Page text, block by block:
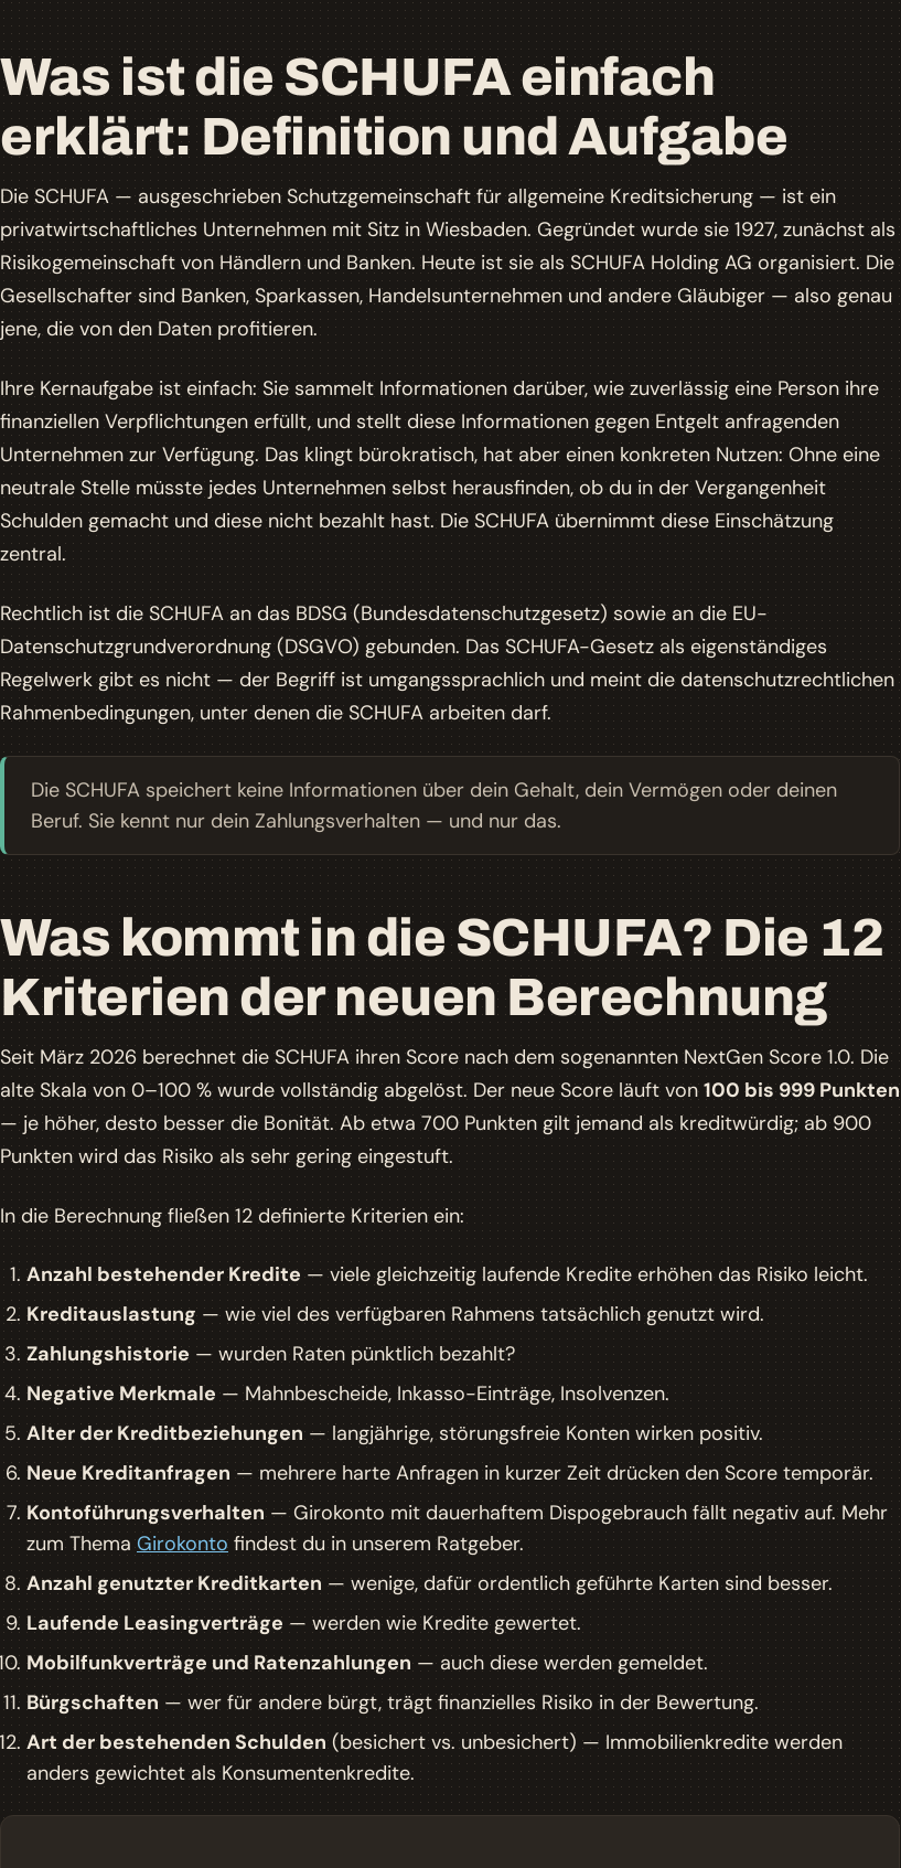
Was ist die SCHUFA einfach
erklärt: Definition und Aufgabe
Die SCHUFA — ausgeschriebenSchutzgemeinschaft für allgemeine Kreditsicherung — ist ein
privatwirtschaftliches Unternehmen mit Sitz in Wiesbaden. Gegründet wurde sie 1927, zunächst als
Risikogemeinschaft von Händlern und Banken. Heute ist sie als SCHUFA Holding AG organisiert. Die
Gesellschafter sind Banken, Sparkassen, Handelsunternehmen und andere Gläubiger — also genau
jene, die von den Daten profitieren.
Ihre Kernaufgabe ist einfach: Sie sammelt Informationen darüber, wie zuverlässig eine Person ihre
finanziellen Verpflichtungen erfüllt, und stellt diese Informationen gegen Entgelt anfragenden
Unternehmen zur Verfügung. Das klingt bürokratisch, hat aber einen konkreten Nutzen: Ohne eine
neutrale Stelle müsste jedes Unternehmen selbst herausfinden, ob du in der Vergangenheit
Schulden gemacht und diese nicht bezahlt hast. Die SCHUFA übernimmt diese Einschätzung
zentral.
Rechtlich ist die SCHUFA an das BDSG (Bundesdatenschutzgesetz) sowie an die EU-
Datenschutzgrundverordnung (DSGVO) gebunden. Das SCHUFA-Gesetz als eigenständiges
Regelwerk gibt es nicht — der Begriff ist umgangssprachlich und meint die datenschutzrechtlichen
Rahmenbedingungen, unter denen die SCHUFA arbeiten darf.
Die SCHUFA speichert keine Informationen über dein Gehalt, dein Vermögen oder deinen
Beruf. Sie kennt nur dein Zahlungsverhalten — und nur das.
Was kommt in die SCHUFA? Die 12
Kriterien der neuen Berechnung
Seit März 2026 berechnet die SCHUFA ihren Score nach dem sogenanntenNextGen Score 1.0. Die
alte Skala von 0–100 % wurde vollständig abgelöst. Der neue Score läuft von100 bis 999 Punkten
— je höher, desto besser die Bonität. Ab etwa 700 Punkten gilt jemand als kreditwürdig; ab 900
Punkten wird das Risiko als sehr gering eingestuft.
In die Berechnung fließen 12 definierte Kriterien ein:
Anzahl bestehender Kredite— viele gleichzeitig laufende Kredite erhöhen das Risiko leicht.
Kreditauslastung— wie viel des verfügbaren Rahmens tatsächlich genutzt wird.
Zahlungshistorie — wurden Raten pünktlich bezahlt?
Negative Merkmale— Mahnbescheide, Inkasso-Einträge, Insolvenzen.
Alter der Kreditbeziehungen— langjährige, störungsfreie Konten wirken positiv.
Neue Kreditanfragen — mehrere harte Anfragen in kurzer Zeit drücken den Score temporär.
Kontoführungsverhalten— Girokonto mit dauerhaftem Dispogebrauch fällt negativ auf. Mehr
zum ThemaGirokonto findest du in unserem Ratgeber.
Anzahl genutzter Kreditkarten — wenige, dafür ordentlich geführte Karten sind besser.
Laufende Leasingverträge — werden wie Kredite gewertet.
Mobilfunkverträge und Ratenzahlungen— auch diese werden gemeldet.
Bürgschaften — wer für andere bürgt, trägt finanzielles Risiko in der Bewertung.
Art der bestehenden Schulden(besichert vs. unbesichert) — Immobilienkredite werden
anders gewichtet als Konsumentenkredite.